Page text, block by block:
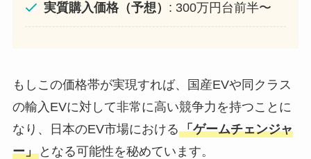
実質購入価格（予想） : 300万円台前半〜
もしこの価格帯が実現すれば、国産EVや同クラス
の輸入EVに対して非常に高い競争力を持つことに
なり、日本のEV市場における「ゲームチェンジャ
ー」となる可能性を秘めています。